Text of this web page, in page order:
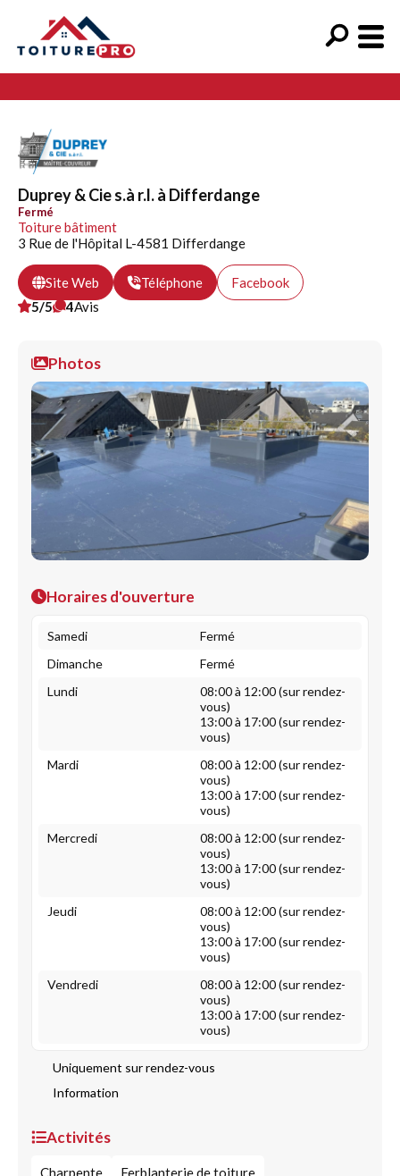
Duprey & Cie s.à r.l. à Differdange
Fermé
Toiture bâtiment
3 Rue de l'Hôpital L-4581 Differdange
Site Web Téléphone
Facebook
5/5
4Avis
Photos
Horaires d'ouverture
Samedi
Fermé
Dimanche
Fermé
Lundi
08:00 à 12:00 (sur rendez-
vous)
13:00 à 17:00 (sur rendez-
vous)
Mardi
08:00 à 12:00 (sur rendez-
vous)
13:00 à 17:00 (sur rendez-
vous)
Mercredi
08:00 à 12:00 (sur rendez-
vous)
13:00 à 17:00 (sur rendez-
vous)
Jeudi
08:00 à 12:00 (sur rendez-
vous)
13:00 à 17:00 (sur rendez-
vous)
Vendredi
08:00 à 12:00 (sur rendez-
vous)
13:00 à 17:00 (sur rendez-
vous)
Uniquement sur rendez-vous
Information
Activités
Charpente Ferblanterie de toiture